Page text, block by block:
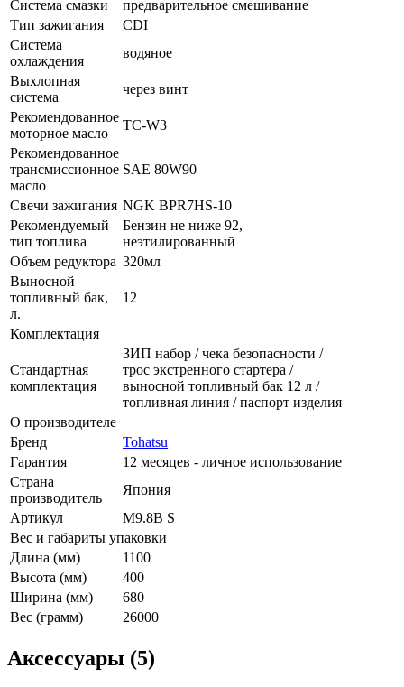
Система смазки
предварительное смешивание
Тип зажигания
CDI
Система
охлаждения
водяное
Выхлопная
система
через винт
Рекомендованное
моторное масло
TC-W3
Рекомендованное
трансмиссионное
масло
SAE 80W90
Свечи зажигания NGK BPR7HS-10
Рекомендуемый
тип топлива
Бензин не ниже 92,
неэтилированный
Объем редуктора 320мл
Выносной
топливный бак,
л.
12
Комплектация
Стандартная
комплектация
ЗИП набор / чека безопасности /
трос экстренного стартера /
выносной топливный бак 12 л /
топливная линия / паспорт изделия
О производителе
Бренд
Tohatsu
Гарантия
12 месяцев - личное использование
Страна
производитель
Япония
Артикул
M9.8B S
Вес и габариты упаковки
Длина (мм)
1100
Высота (мм)
400
Ширина (мм)
680
Вес (грамм)
26000
Аксессуары (5)